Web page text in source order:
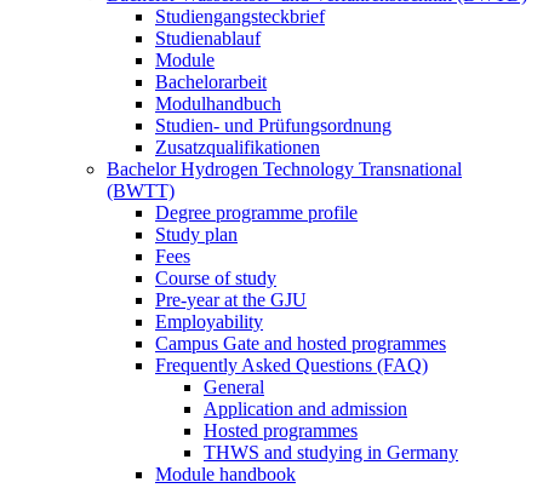
Studiengangsteckbrief
Studienablauf
Module
Bachelorarbeit
Modulhandbuch
Studien- und Prüfungsordnung
Zusatzqualifikationen
Bachelor Hydrogen Technology Transnational
(BWTT)
Degree programme profile
Study plan
Fees
Course of study
Pre-year at the GJU
Employability
Campus Gate and hosted programmes
Frequently Asked Questions (FAQ)
General
Application and admission
Hosted programmes
THWS and studying in Germany
Module handbook